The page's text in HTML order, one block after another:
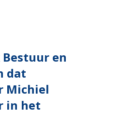
en
dat
Michiel
in het